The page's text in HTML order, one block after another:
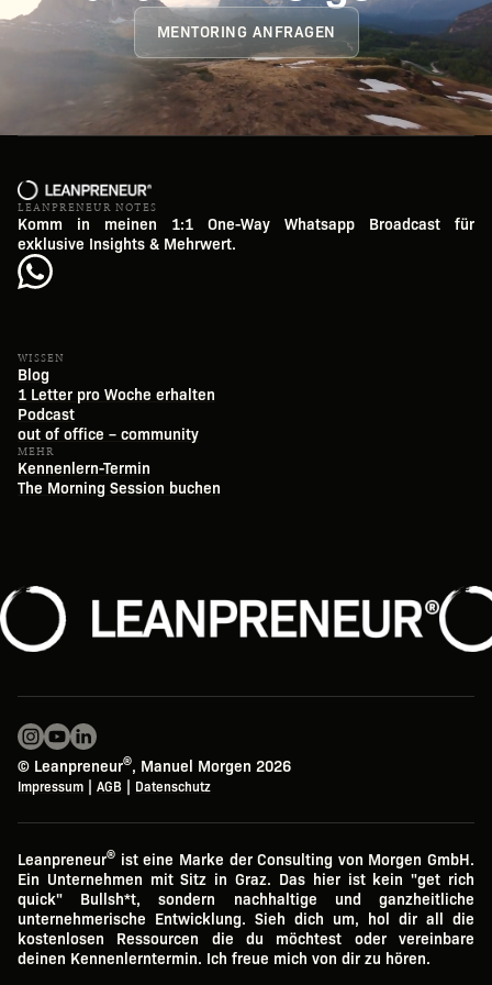
MENTORING ANFRAGEN
LEANPRENEUR NOTES
Komm in meinen 1:1 One-Way Whatsapp Broadcast für
exklusive Insights & Mehrwert.
WISSEN
Blog
1 Letter pro Woche erhalten
Podcast
out of office – community
MEHR
Kennenlern-Termin
The Morning Session buchen
© Leanpreneur®, Manuel Morgen 2026
Impressum | AGB | Datenschutz
Leanpreneur® ist eine Marke der Consulting von Morgen GmbH.
Ein Unternehmen mit Sitz in Graz. Das hier ist kein "get rich
quick" Bullsh*t, sondern nachhaltige und ganzheitliche
unternehmerische Entwicklung. Sieh dich um, hol dir all die
kostenlosen Ressourcen die du möchtest oder vereinbare
deinen Kennenlerntermin. Ich freue mich von dir zu hören.